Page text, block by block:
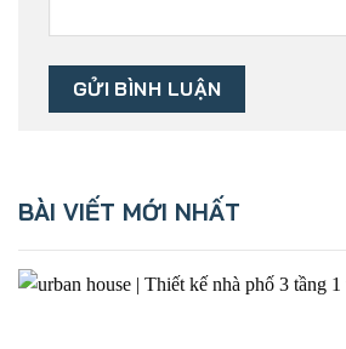
BÀI VIẾT MỚI NHẤT